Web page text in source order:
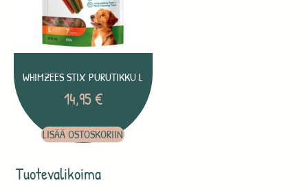
Tuotevalikoima
WHIMZEES STIX PURUTIKKU L
14,95€
LISÄÄ OSTOSKORIIN